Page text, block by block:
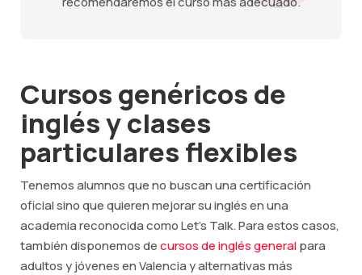
Cursos genéricos de
inglés y clases
particulares flexibles
Tenemos alumnos que no buscan una certificación
oficial sino que quieren mejorar su inglés en una
academia reconocida como Let's Talk. Para estos casos,
también disponemos decursos de inglés generalpara
adultos y jóvenes en Valencia y alternativas más